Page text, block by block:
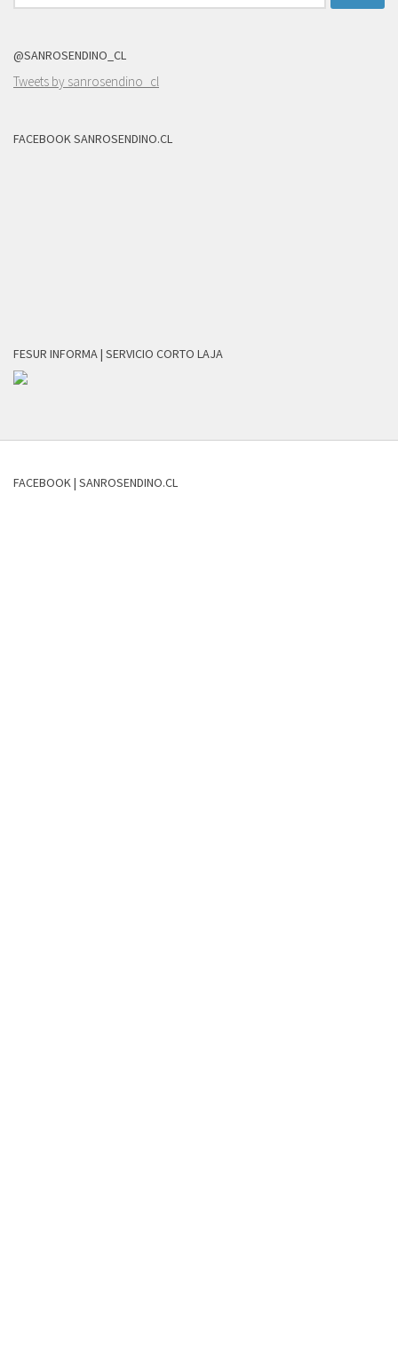
@SANROSENDINO_CL
Tweets by sanrosendino_cl
FACEBOOK SANROSENDINO.CL
FESUR INFORMA | SERVICIO CORTO LAJA
FACEBOOK | SANROSENDINO.CL